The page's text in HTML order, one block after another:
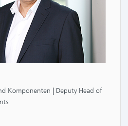
Komponenten | Deputy Head of